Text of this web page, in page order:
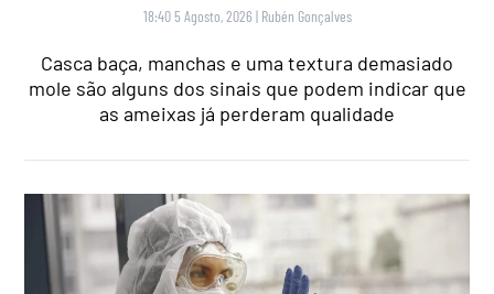
18:40 5 Agosto, 2026 | Rubén Gonçalves
Casca baça, manchas e uma textura demasiado
mole são alguns dos sinais que podem indicar que
as ameixas já perderam qualidade